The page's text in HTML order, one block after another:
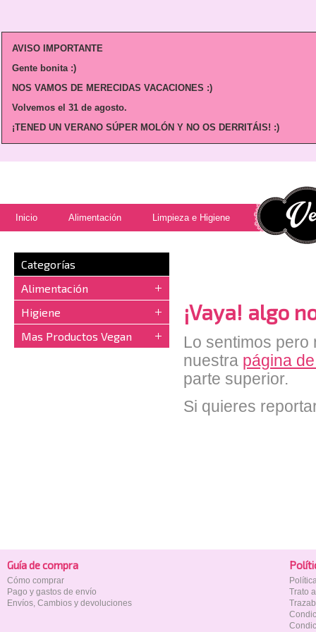
AVISO IMPORTANTE
Gente bonita :)
NOS VAMOS DE MERECIDAS VACACIONES :)
Volvemos el 31 de agosto.
¡TENED UN VERANO SÚPER MOLÓN Y NO OS DERRITÁIS! :)
Inicio Alimentación Limpieza e Higiene
Categorías
Alimentación
Higiene
Mas Productos Vegan
¡Vaya! algo
Lo sentimos pero
nuestra página
parte superior.
Si quieres
Guía de compra
Cómo comprar
Pago y gastos de envío
Envíos, Cambios y devoluciones
Trato